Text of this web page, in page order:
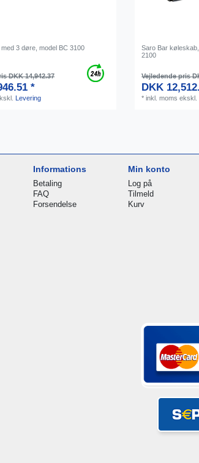
3 døre, model BC 3100
DKK 14,942.37
*
Levering
Saro Bar
2100
Vejledende pris
DKK
*inkl. moms ekskl.
Informations
Betaling
FAQ
Forsendelse
Min konto
Log på
Tilmeld
Kurv